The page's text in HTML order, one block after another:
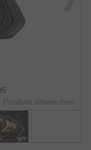
abweichen.